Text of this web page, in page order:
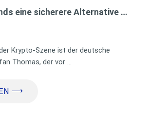
eine sicherere Alternative …
Krypto-Szene ist der deutsche
Thomas, der vor …
⟶